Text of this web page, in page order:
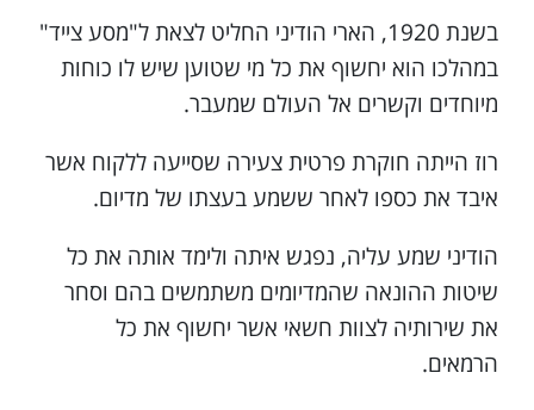
בשנת 1920, הארי הודיני החליט לצאת ל"מסע צייד"
במהלכו הוא יחשוף את כל מי שטוען שיש לו כוחות
מיוחדים וקשרים אל העולם שמעבר.
רוז הייתה חוקרת פרטית צעירה שסייעה ללקוח אשר
איבד את כספו לאחר ששמע בעצתו של מדיום.
הודיני שמע עליה, נפגש איתה ולימד אותה את כל
שיטות ההונאה שהמדיומים משתמשים בהם וסחר
את שירותיה לצוות חשאי אשר יחשוף את כל
הרמאים.